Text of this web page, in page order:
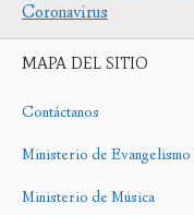
Coronavirus
MAPA DEL SITIO
Contáctanos
Ministerio de
Ministerio de Música